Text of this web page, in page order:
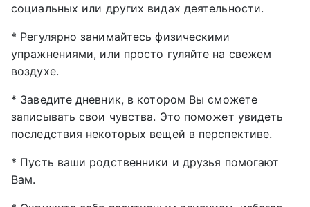
социальных или других видах деятельности.
* Регулярно занимайтесь физическими
упражнениями, или просто гуляйте на свежем
воздухе.
* Заведите дневник, в котором Вы сможете
записывать свои чувства. Это поможет увидеть
последствия некоторых вещей в перспективе.
* Пусть ваши родственники и друзья помогают
Вам.